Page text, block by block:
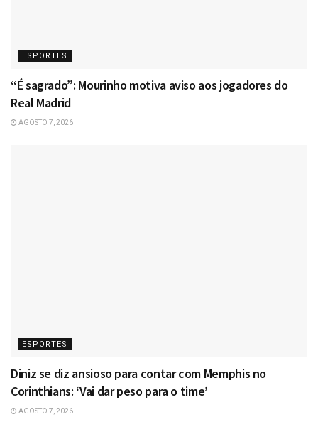
ESPORTES
“É sagrado”: Mourinho motiva aviso aos jogadores do
Real Madrid
AGOSTO 7, 2026
ESPORTES
Diniz se diz ansioso para contar com Memphis no
Corinthians: ‘Vai dar peso para o time’
AGOSTO 7, 2026